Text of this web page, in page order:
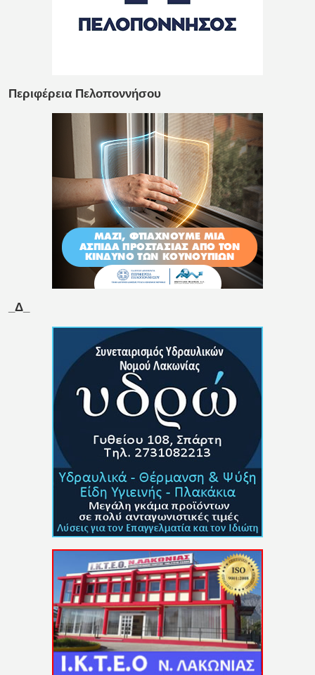
Περιφέρεια Πελοποννήσου
_Δ_